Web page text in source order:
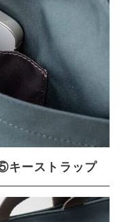
キーストラップ